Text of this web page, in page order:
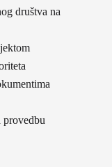
društva na
provedbu